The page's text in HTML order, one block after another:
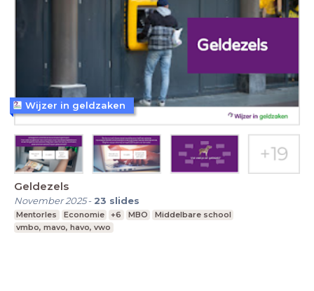
Geldezels
November 2025- 23 slides
Mentorles Economie +6 MBO
Middelbare school
vmbo, mavo, havo, vwo
Wijzer in geldzaken